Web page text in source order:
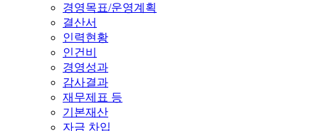
경영목표/운영계획
결산서
인력현황
인건비
경영성과
감사결과
재무제표 등
기본재산
자금 차입